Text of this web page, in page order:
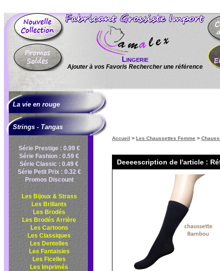
Lingerie
Ajouter à vos Favoris Rechercher une référence
La vie en rouge
Strings - Tangas
Série Prestige : 0.99 €
Série Fashion : 0.59 €
Série Classic : 0.49 €
Série Petit Prix : 0.32 €
Promos Discount
Les Bijoux & Strass
Les Brillants
Les Brodés
Les Brodés Arrière
Les Cartoons
Les Classiques
Les Dentelles
Les Fantaisies
Les Ficelles
Les Imprimés
Accueil > Les Chaussettes Femme >
Deeeescription de l'article :